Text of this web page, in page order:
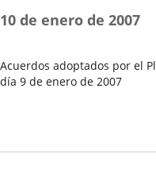
Acuerdos adoptados por el
día 9 de enero de 2007
10 de enero de 2007